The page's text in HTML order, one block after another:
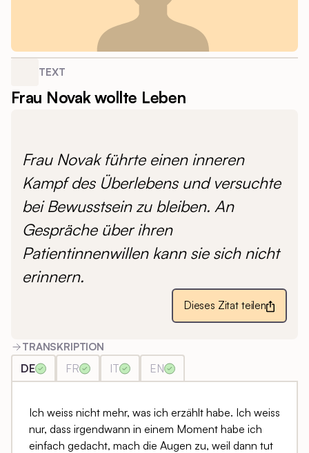
TEXT
Frau Novak wollte Leben
Frau Novak führte einen inneren
Kampf des Überlebens und versuchte
bei Bewusstsein zu bleiben. An
Gespräche über ihren
Patientinnenwillen kann sie sich nicht
erinnern.
Dieses Zitat teilen
TRANSKRIPTION
DE FR IT EN
Ich weiss nicht mehr, was ich erzählt habe. Ich weiss
nur, dass irgendwann in einem Moment habe ich
einfach gedacht, mach die Augen zu, weil dann tut